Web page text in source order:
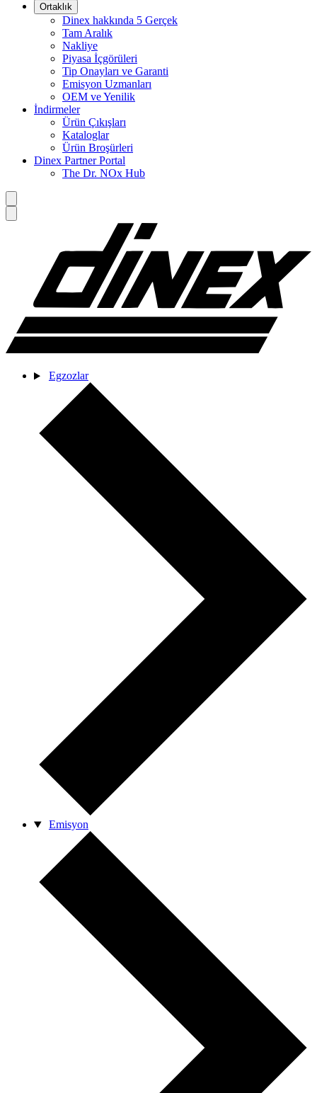
Ortaklık
Dinex hakkında 5 Gerçek
Tam Aralık
Nakliye
Piyasa İçgörüleri
Tip Onayları ve Garanti
Emisyon Uzmanları
OEM ve Yenilik
İndirmeler
Ürün Çıkışları
Kataloglar
Ürün Broşürleri
Dinex Partner Portal
The Dr. NOx Hub
Egzozlar
Emisyon